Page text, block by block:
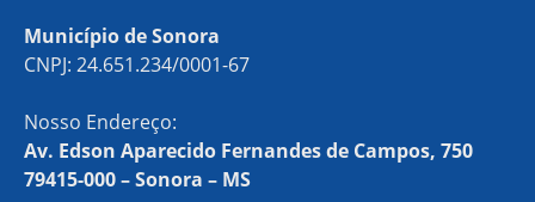
Município de Sonora
CNPJ: 24.651.234/0001-67
Nosso Endereço:
Av. Edson Aparecido Fernandes de Campos, 750
79415-000 – Sonora – MS